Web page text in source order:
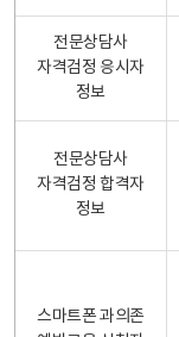
전문상담사
자격검정 응시자
정보
전문상담사
자격검정 합격자
정보
스마트폰 과의존